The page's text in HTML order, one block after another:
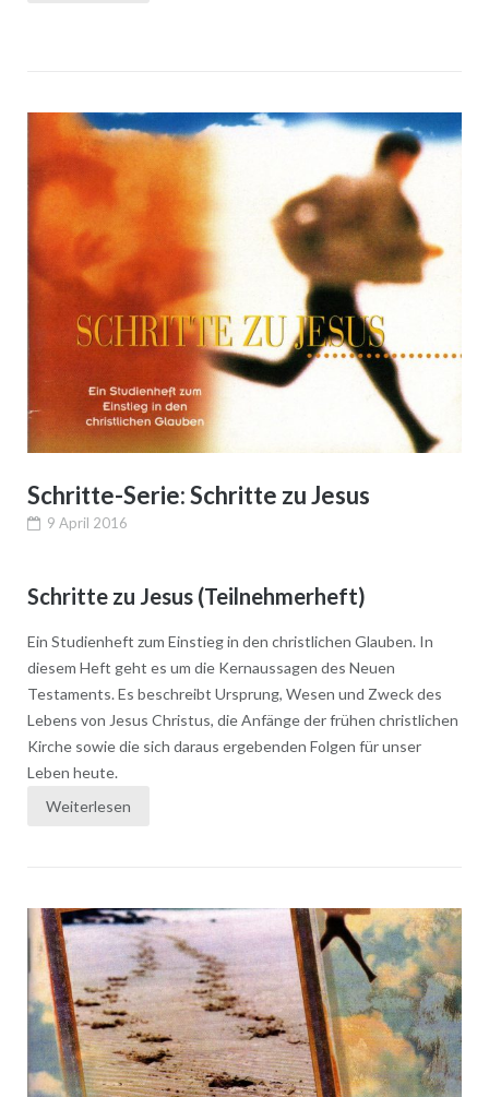
Schritte-Serie: Schritte zu Jesus
9 April 2016
Schritte zu Jesus (Teilnehmerheft)
Ein Studienheft zum Einstieg in den christlichen Glauben. In
diesem Heft geht es um die Kernaussagen des Neuen
Testaments. Es beschreibt Ursprung, Wesen und Zweck des
Lebens von Jesus Christus, die Anfänge der frühen christlichen
Kirche sowie die sich daraus ergebenden Folgen für unser
Leben heute.
Weiterlesen